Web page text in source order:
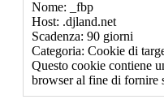
Nome: _fbp
Host: .djland.net
Scadenza: 90 giorni
Categoria: Cookie di
Questo cookie contiene
browser al fine di fornire